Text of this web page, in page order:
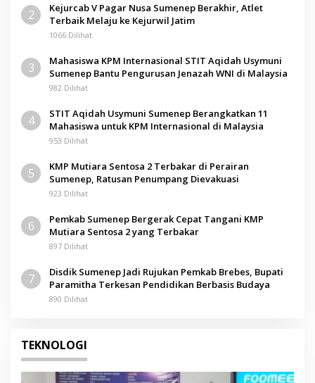
2
Kejurcab V Pagar Nusa Sumenep Berakhir, Atlet
Terbaik Melaju ke Kejurwil Jatim
1066 Dilihat
3
Mahasiswa KPM Internasional STIT Aqidah Usymuni
Sumenep Bantu Pengurusan Jenazah WNI di Malaysia
982 Dilihat
4
STIT Aqidah Usymuni Sumenep Berangkatkan 11
Mahasiswa untuk KPM Internasional di Malaysia
953 Dilihat
5
KMP Mutiara Sentosa 2 Terbakar di Perairan
Sumenep, Ratusan Penumpang Dievakuasi
923 Dilihat
6
Pemkab Sumenep Bergerak Cepat Tangani KMP
Mutiara Sentosa 2 yang Terbakar
897 Dilihat
7
Disdik Sumenep Jadi Rujukan Pemkab Brebes, Bupati
Paramitha Terkesan Pendidikan Berbasis Budaya
890 Dilihat
TEKNOLOGI